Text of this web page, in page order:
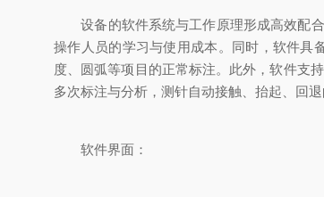
设备的软件系统与工作原理形成高效配合
操作人员的学习与使用成本。同时，软件具
度、圆弧等项目的正常标注。此外，软件支
多次标注与分析，测针自动接触、抬起、回
软件界面：